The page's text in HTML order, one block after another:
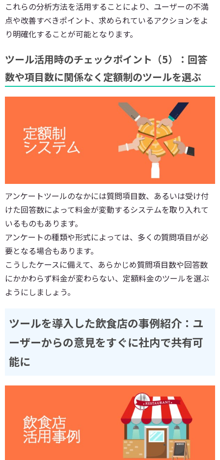
これらの分析方法を活用することにより、ユーザーの不満
点や改善すべきポイント、求められているアクションをよ
り明確化することが可能となります。
ツール活用時のチェックポイント（5）：回答
数や項目数に関係なく定額制のツールを選ぶ
アンケートツールのなかには質問項目数、あるいは受け付
けた回答数によって料金が変動するシステムを取り入れて
いるものもあります。
アンケートの種類や形式によっては、多くの質問項目が必
要となる場合もあります。
こうしたケースに備えて、あらかじめ質問項目数や回答数
にかかわらず料金が変わらない、定額料金のツールを選ぶ
ようにしましょう。
ツールを導入した飲食店の事例紹介：ユ
ーザーからの意見をすぐに社内で共有可
能に